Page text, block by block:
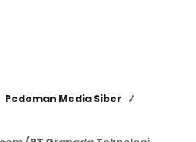
Pedoman Media Siber